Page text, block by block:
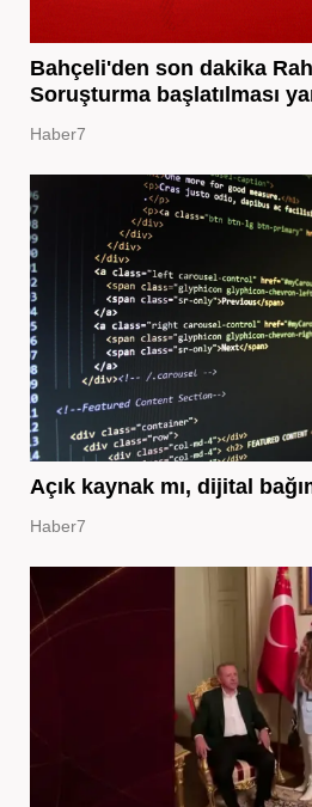
Bahçeli'den son dakika
Soruşturma başlatılması
Haber7
Açık kaynak mı, dijital
Haber7